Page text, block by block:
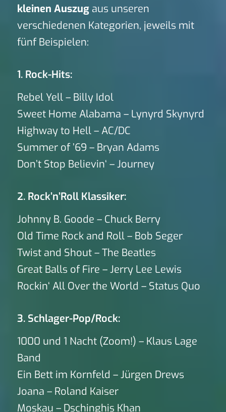
kleinen Auszugaus unseren
verschiedenen Kategorien, jeweils mit
fünf Beispielen:
1. Rock-Hits:
Rebel Yell – Billy Idol
Sweet Home Alabama – Lynyrd Skynyrd
Highway to Hell – AC/DC
Summer of ’69 – Bryan Adams
Don’t Stop Believin‘ – Journey
2. Rock’n’Roll Klassiker:
Johnny B. Goode – Chuck Berry
Old Time Rock and Roll – Bob Seger
Twist and Shout – The Beatles
Great Balls of Fire – Jerry Lee Lewis
Rockin‘ All Over the World – Status Quo
3. Schlager-Pop/Rock:
1000 und 1 Nacht (Zoom!) – Klaus Lage
Band
Ein Bett im Kornfeld – Jürgen Drews
Joana – Roland Kaiser
Moskau – Dschinghis Khan